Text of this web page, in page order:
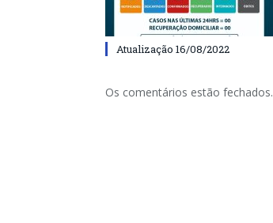
Atualização 16/08/2022
Os comentários estão fechados.